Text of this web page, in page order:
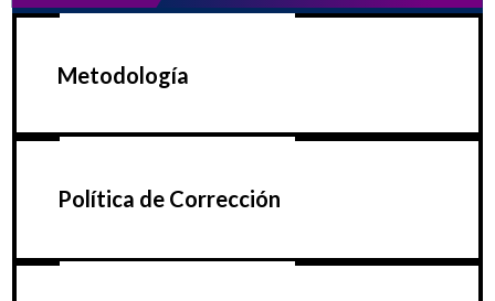
Metodología
Política de Corrección